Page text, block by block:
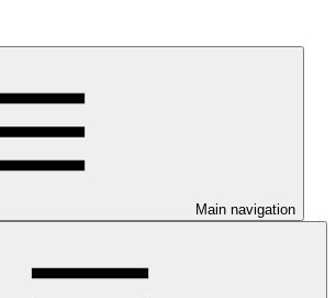
Main navigation